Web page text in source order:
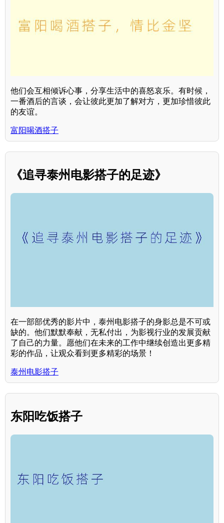
他们会互相倾诉心事，分享生活中的喜怒哀乐。有时候，
一番酒后的言谈，会让彼此更加了解对方，更加珍惜彼此
的友谊。
富阳喝酒搭子
《追寻泰州电影搭子的足迹》
在一部部优秀的影片中，泰州电影搭子的身影总是不可或
缺的。他们默默奉献，无私付出，为影视行业的发展贡献
了自己的力量。愿他们在未来的工作中继续创造出更多精
彩的作品，让观众看到更多精彩的场景！
泰州电影搭子
东阳吃饭搭子